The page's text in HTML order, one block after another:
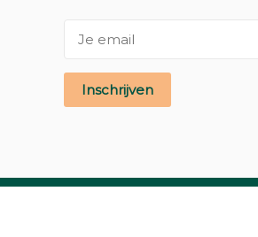
Inschrijven